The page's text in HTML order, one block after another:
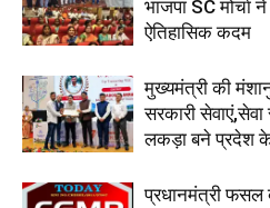
भाजपा SC मोर्चा
ऐतिहासिक कदम
मुख्यमंत्री की
सरकारी
लकड़ा बने प्रदेश
प्रधानमंत्री फसल